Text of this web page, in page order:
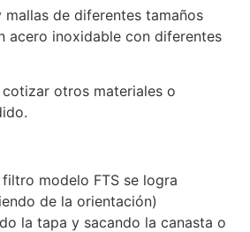
de diferentes tamaños
acero inoxidable con diferentes
cotizar otros materiales o
modelo FTS se logra
de la orientación)
la tapa y sacando la canasta o